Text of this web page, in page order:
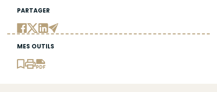
PARTAGER
MES OUTILS